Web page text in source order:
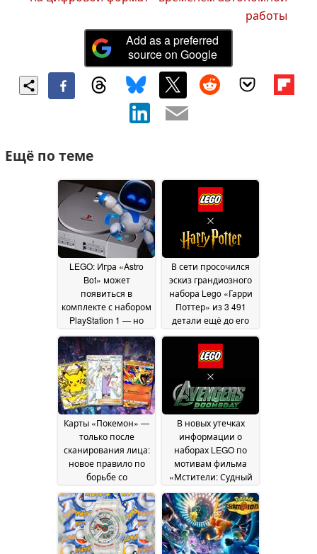
работы
Add as a preferred
source on Google
Ещё по теме
LEGO: Игра «Astro
Bot» может
появиться в
комплекте с набором
PlayStation 1 — но
01
August 2026
В сети просочился
эскиз грандиозного
набора Lego «Гарри
Поттер» из 3 491
детали ещё до его
анонса; его
стоимость
составляет 450
долларов30 July 2026
Карты «Покемон» —
только после
сканирования лица:
новое правило по
борьбе со
вызывает критику28
July 2026
В новых утечках
информации о
наборах LEGO по
мотивам фильма
«Мстители: Судный
«Люди Икс»,
«Тёмные Мстители»
и другие персонажи
17 July 2026